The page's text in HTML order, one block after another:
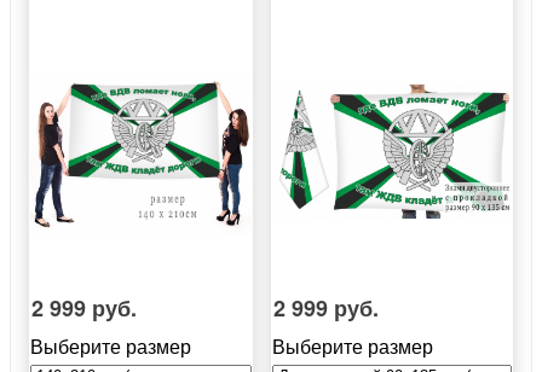
2 999 руб.
Выберите размер
2 999 руб.
Выберите размер